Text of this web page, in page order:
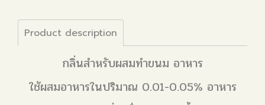
Product description
กลิ่นสำหรับผสมทำขนม อาหาร
ใช้ผสมอาหารในปริมาณ 0.01-0.05% อาหาร